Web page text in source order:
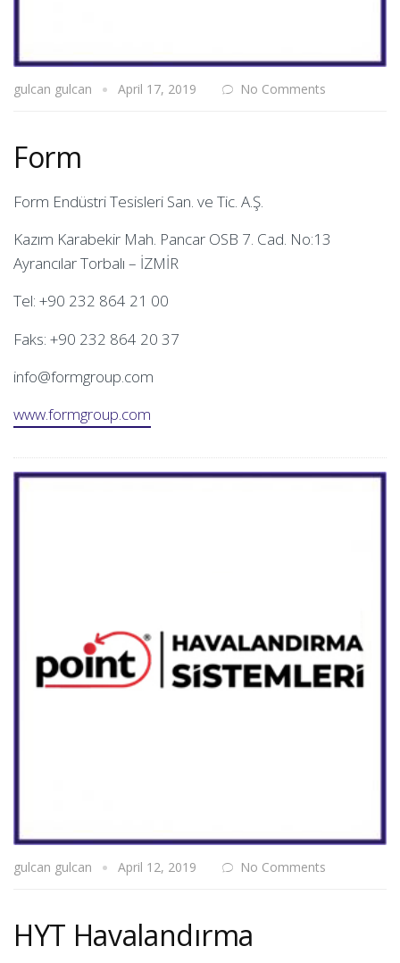
gulcan gulcan April 17, 2019 No Comments
Form
Form Endüstri Tesisleri San. ve Tic. A.Ş.
Kazım Karabekir Mah. Pancar OSB 7. Cad. No:13
Ayrancılar Torbalı – İZMİR
Tel: +90 232 864 21 00
Faks: +90 232 864 20 37
info@formgroup.com
www.formgroup.com
gulcan gulcan April 12, 2019 No Comments
HYT Havalandırma